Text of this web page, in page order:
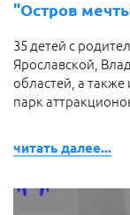
"Остров
35 детей с
Ярославской,
областей, а
парк
читать далее...